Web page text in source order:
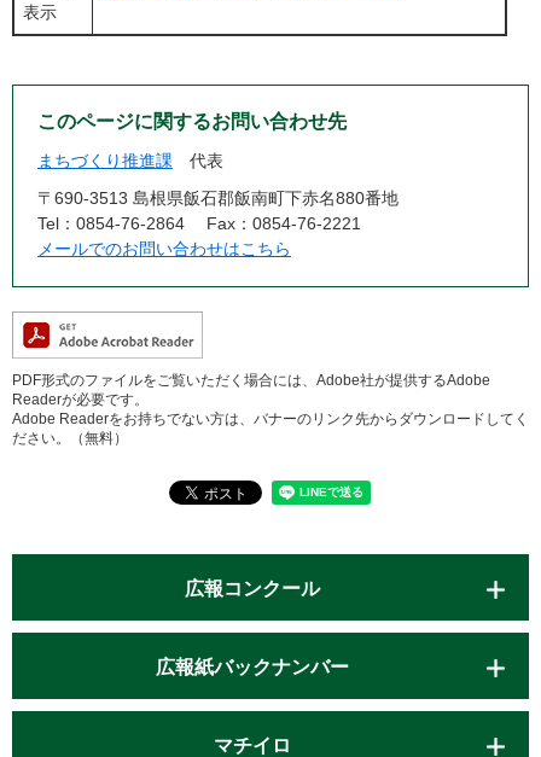
表示
このページに関するお問い合わせ先
まちづくり推進課
代表
〒690-3513 島根県飯石郡飯南町下赤名880番地
Tel：0854-76-2864
Fax：0854-76-2221
メールでのお問い合わせはこちら
PDF形式のファイルをご覧いただく場合には、Adobe社が提供するAdobe
Readerが必要です。
Adobe Readerをお持ちでない方は、バナーのリンク先からダウンロードしてく
ださい。（無料）
広報コンクール
広報紙バックナンバー
マチイロ